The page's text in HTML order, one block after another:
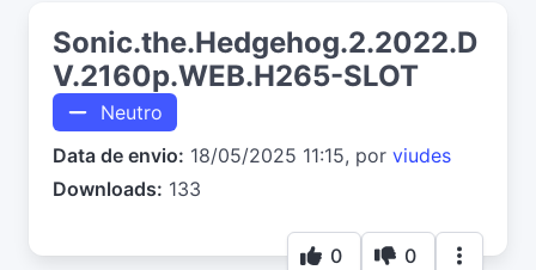
Sonic.the.Hedgehog.2.2022.D
V.2160p.WEB.H265-SLOT
Neutro
Data de envio: 18/05/2025 11:15, por viudes
Downloads: 133
0 0